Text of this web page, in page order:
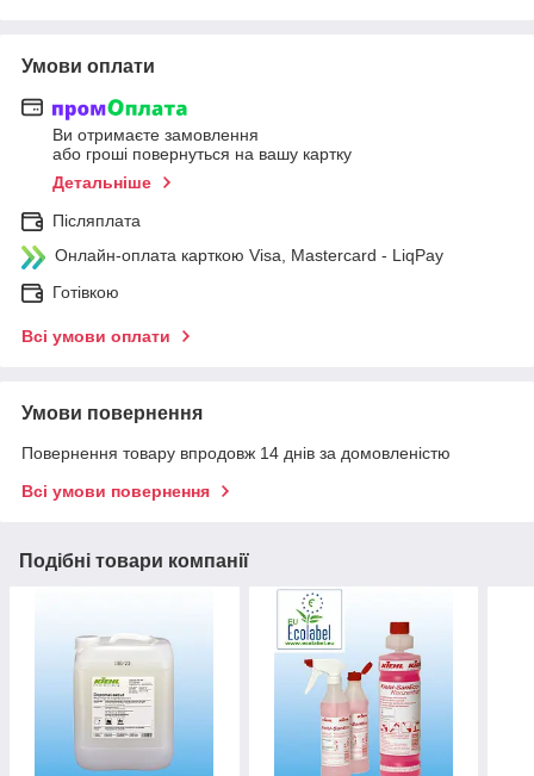
Умови оплати
Ви отримаєте замовлення
або гроші повернуться на вашу картку
Детальніше
Післяплата
Онлайн-оплата карткою Visa, Mastercard - LiqPay
Готівкою
Всі умови оплати
Умови повернення
Повернення товару впродовж 14 днів за домовленістю
Всі умови повернення
Подібні товари компанії